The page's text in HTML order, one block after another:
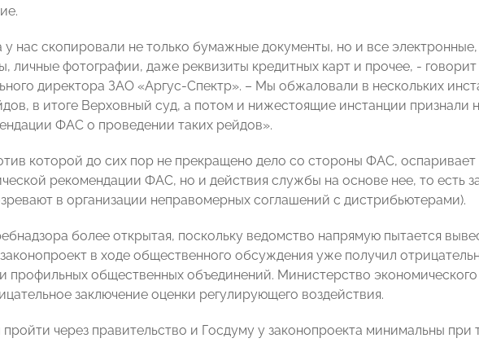
у нас скопировали не только бумажные документы, но и все
личные фотографии, даже реквизиты кредитных карт и прочее, -
директора ЗАО «Аргус-Спектр». – Мы обжаловали в нескольких
в итоге Верховный суд, а потом и нижестоящие инстанции признали
ФАС о проведении таких рейдов».
которой до сих пор не прекращено дело со стороны ФАС, оспаривает
рекомендации ФАС, но и действия службы на основе нее, то есть
в организации неправомерных соглашений с дистрибьютерами).
более открытая, поскольку ведомство напрямую пытается
в ходе общественного обсуждения уже получил
общественных объединений. Министерство экономического
заключение оценки регулирующего воздействия.
через правительство и Госдуму у законопроекта минимальны при